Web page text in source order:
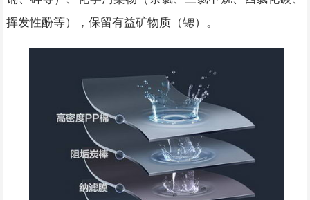
挥发性酚等），保留有益矿物质（锶）。